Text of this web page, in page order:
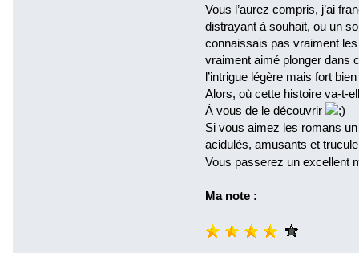
Vous l’aurez compris, j’ai
distrayant à souhait, ou un
connaissais pas vraiment
vraiment aimé plonger dans
l’intrigue légère mais fort
Alors, où cette histoire va-t-
À vous de le découvrir
Si vous aimez les romans
acidulés, amusants et
Vous passerez un excellent
Ma note :